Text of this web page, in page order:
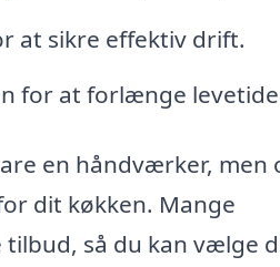
at sikre effektiv drift.
for at forlænge
en håndværker, men
dit køkken. Mange
så du kan vælge